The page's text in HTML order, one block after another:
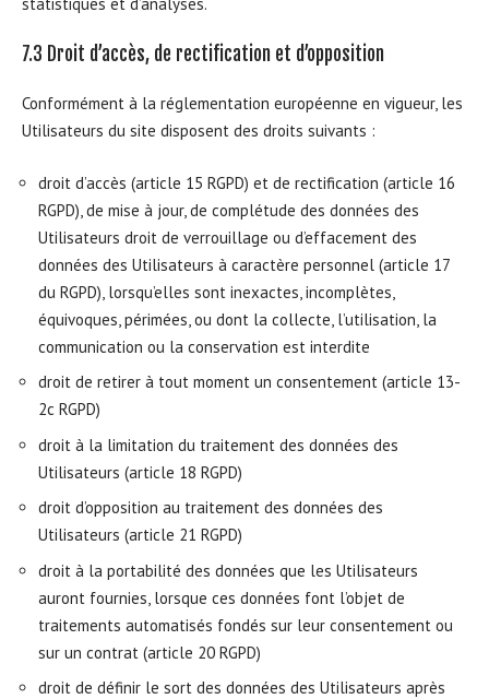
7.3 Droit d’accès, de rectification et d’opposition
Conformément à la réglementation européenne en vigueur, les
Utilisateurs du site disposent des droits suivants :
droit d’accès (article 15 RGPD) et de rectification (article 16
RGPD), de mise à jour, de complétude des données des
Utilisateurs droit de verrouillage ou d’effacement des
données des Utilisateurs à caractère personnel (article 17
du RGPD), lorsqu’elles sont inexactes, incomplètes,
équivoques, périmées, ou dont la collecte, l’utilisation, la
communication ou la conservation est interdite
droit de retirer à tout moment un consentement (article 13-
2c RGPD)
droit à la limitation du traitement des données des
Utilisateurs (article 18 RGPD)
droit d’opposition au traitement des données des
Utilisateurs (article 21 RGPD)
droit à la portabilité des données que les Utilisateurs
auront fournies, lorsque ces données font l’objet de
traitements automatisés fondés sur leur consentement ou
sur un contrat (article 20 RGPD)
droit de définir le sort des données des Utilisateurs après